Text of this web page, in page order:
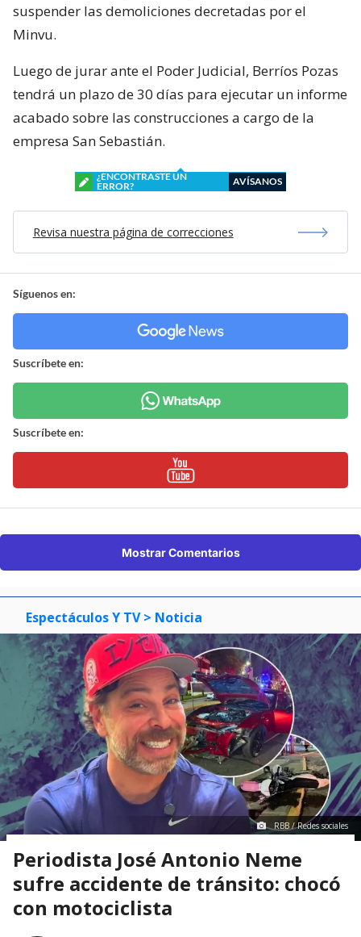
suspender las demoliciones decretadas por el
Minvu.
Luego de jurar ante el Poder Judicial, Berríos Pozas
tendrá un plazo de 30 días para ejecutar un informe
acabado sobre las construcciones a cargo de la
empresa San Sebastián.
¿ENCONTRASTE UN
ERROR?
AVÍSANOS
Revisa nuestra página de correcciones
Síguenos en:
Suscríbete en:
Suscríbete en:
Mostrar Comentarios
Espectáculos Y TV > Noticia
RBB / Redes sociales
Periodista José Antonio Neme
sufre accidente de tránsito: chocó
con motociclista